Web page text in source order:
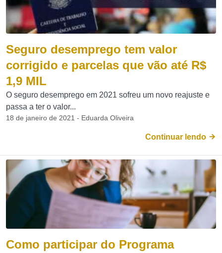
Seguro desemprego tem valor
corrigido e parcelas que vão até R$
1,9 MIL
O seguro desemprego em 2021 sofreu um novo reajuste e
passa a ter o valor...
18 de janeiro de 2021 - Eduarda Oliveira
Continuar lendo
Como participar do Programa